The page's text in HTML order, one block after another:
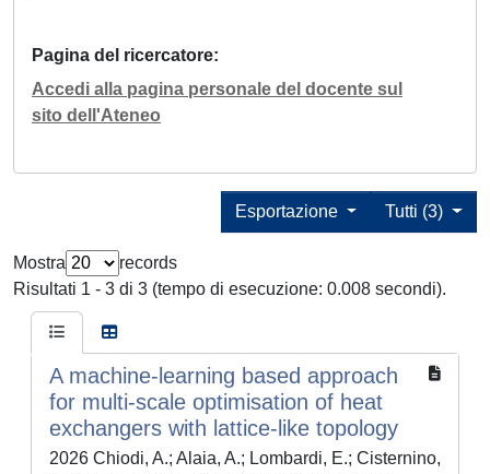
Pagina del ricercatore
Accedi alla pagina personale del docente sul
sito dell'Ateneo
Tutti (3)
Esportazione
Mostra
records
Risultati 1 - 3 di 3 (tempo di esecuzione: 0.008 secondi).
A machine-learning based approach
for multi-scale optimisation of heat
exchangers with lattice-like topology
2026 Chiodi, A.; Alaia, A.; Lombardi, E.; Cisternino,